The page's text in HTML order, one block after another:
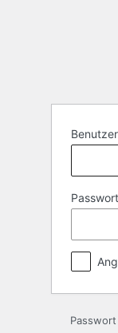
Passwort